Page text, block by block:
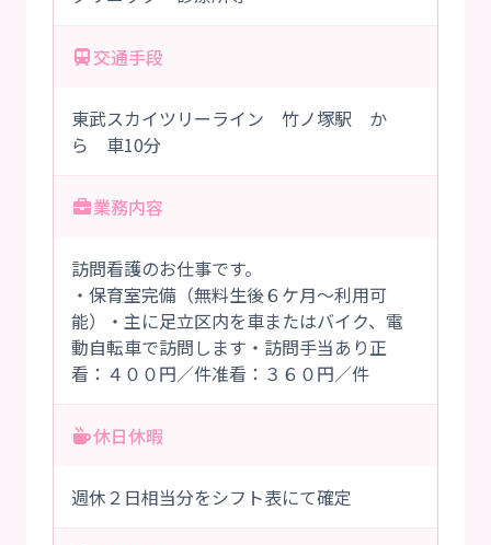
交通手段
東武スカイツリーライン 竹ノ塚駅 か
ら 車10分
業務内容
訪問看護のお仕事です。
・保育室完備（無料生後６ケ月～利用可
能）・主に足立区内を車またはバイク、電
動自転車で訪問します・訪問手当あり正
看：４００円／件准看：３６０円／件
休日休暇
週休２日相当分をシフト表にて確定